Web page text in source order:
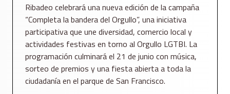
Ribadeo celebrará una nueva edición de la campaña
“Completa la bandera del Orgullo”, una iniciativa
participativa que une diversidad, comercio local y
actividades festivas en torno al Orgullo LGTBI. La
programación culminará el 21 de junio con música,
sorteo de premios y una fiesta abierta a toda la
ciudadanía en el parque de San Francisco.